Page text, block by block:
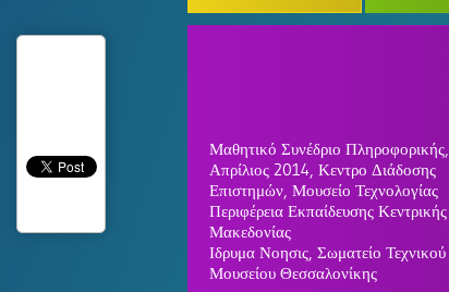
Μαθητικό Συνέδριο Πληροφορικής,
Απρίλιος 2014, Κεντρο Διάδοσης
Επιστημών, Μουσείο Τεχνολογίας
Περιφέρεια Εκπαίδευσης Κεντρικής
Μακεδονίας
Ιδρυμα Νοησις, Σωματείο Τεχνικού
Μουσείου Θεσσαλονίκης